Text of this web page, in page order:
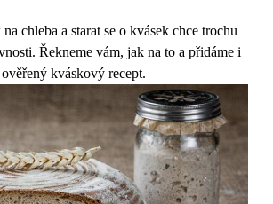
chleba a starat se o kvásek chce trochu
Řekneme vám, jak na to a přidáme i
ověřený kváskový recept.